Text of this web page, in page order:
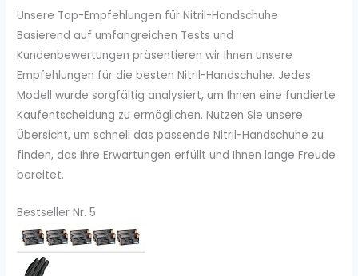
Unsere Top-Empfehlungen für Nitril-Handschuhe
Basierend auf umfangreichen Tests und
Kundenbewertungen präsentieren wir Ihnen unsere
Empfehlungen für die besten Nitril-Handschuhe. Jedes
Modell wurde sorgfältig analysiert, um Ihnen eine fundierte
Kaufentscheidung zu ermöglichen. Nutzen Sie unsere
Übersicht, um schnell das passende Nitril-Handschuhe zu
finden, das Ihre Erwartungen erfüllt und Ihnen lange Freude
bereitet.
Bestseller Nr. 5